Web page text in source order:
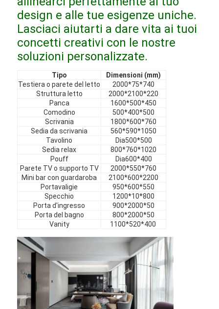
Mobili in hotel
Arredamento per ville
Arredamento per appartamenti
Arredamento per club commerciali
Mobili per sala da pranzo
Mobili per ufficio
Arredamento fisso
Mobile imbottito
design e alle tue esigenze uniche.
Lasciaci aiutarti a dare vita ai tuoi
concetti creativi con le nostre
soluzioni personalizzate.
Tipo
Dimensioni (mm)
Testiera o parete del letto
2000*75*740
Struttura letto
2000*2100*220
Panca
1600*500*450
Comodino
500*400*500
Scrivania
1800*600*760
Sedia da scrivania
560*590*1050
Tavolino
Dia500*500
Sedia relax
800*760*1020
Pouff
Dia600*400
Parete TV o supporto TV
2000*550*760
Mini bar con guardaroba
2100*600*2200
Portavaligie
950*600*550
Specchio
1200*10*800
Porta d'ingresso
900*2000*50
Porta del bagno
800*2000*50
Vanity
1100*520*400